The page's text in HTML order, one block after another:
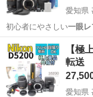
愛知県
初心者にやさしい一眼レ
愛知 あま市 甚
【極
転送
愛知県